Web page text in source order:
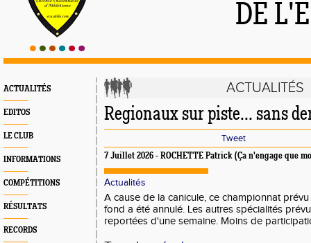
DE
ACTUALITÉS
EDITOS
LE CLUB
INFORMATIONS
COMPÉTITIONS
RÉSULTATS
RECORDS
ACTUALITÉS
Regionaux sur piste... sans
Tweet
7 Juillet 2026 - ROCHETTE Patrick (Ça n'engage que
Actualités
A cause de la canicule, ce championnat
fond a été annulé. Les autres spécialités
reportées d'une semaine. Moins de